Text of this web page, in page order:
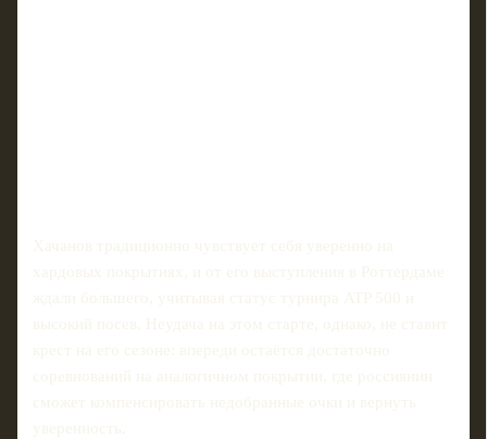
Хачанов традиционно чувствует себя уверенно на
хардовых покрытиях, и от его выступления в Роттердаме
ждали большего, учитывая статус турнира ATP 500 и
высокий посев. Неудача на этом старте, однако, не ставит
крест на его сезоне: впереди остаётся достаточно
соревнований на аналогичном покрытии, где россиянин
сможет компенсировать недобранные очки и вернуть
уверенность.